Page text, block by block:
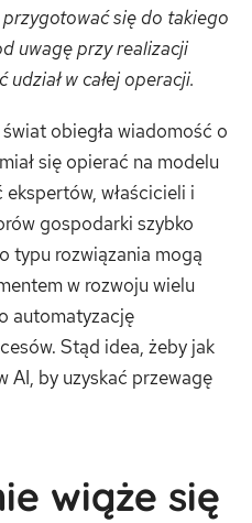
się do takiego
uwagę przy realizacji
w całej operacji.
obiegła wiadomość o
się opierać na modelu
właścicieli i
gospodarki szybko
typu rozwiązania mogą
w rozwoju wielu
automatyzację
Stąd idea, żeby jak
AI, by uzyskać przewagę
wiąże się